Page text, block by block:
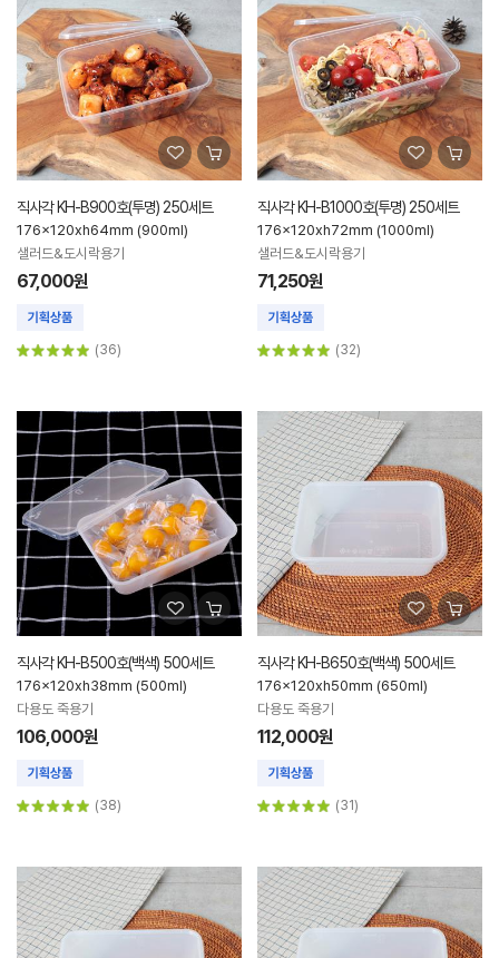
직사각 KH-B900호(투명) 250세트
176x120xh64mm (900ml)
샐러드&도시락용기
67,000원
(36)
직사각 KH-B1000호(투명) 250세트
176x120xh72mm (1000ml)
샐러드&도시락용기
71,250원
(32)
직사각 KH-B500호(백색) 500세트
176x120xh38mm (500ml)
다용도 죽용기
106,000원
(38)
직사각 KH-B650호(백색) 500세트
176x120xh50mm (650ml)
다용도 죽용기
112,000원
(31)